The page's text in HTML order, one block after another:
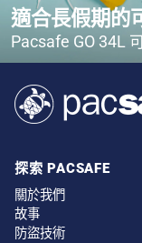
適合長假期的
Pacsafe GO 34L
探索 PACSAFE
關於我們
故事
防盜技術